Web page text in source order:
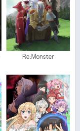
Re:Monster